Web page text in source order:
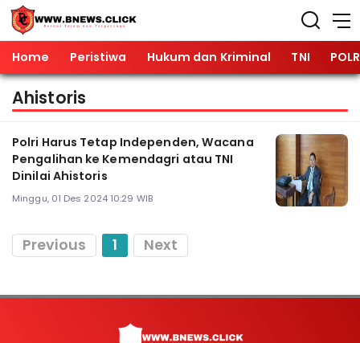
Home Peristiwa Hukum dan Kriminal TNI
Ahistoris
Polri Harus Tetap Independen, Wacana
Pengalihan ke Kemendagri atau TNI
Dinilai Ahistoris
Minggu, 01 Des 2024 10:29 WIB
Previous 1 Next